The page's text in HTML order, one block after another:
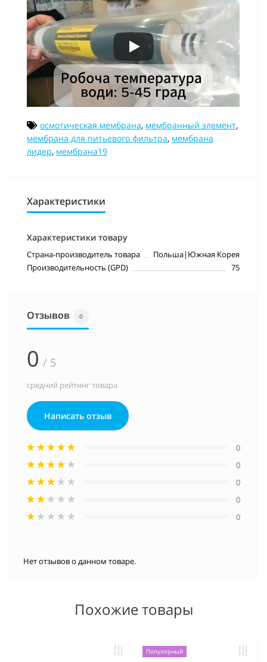
осмотическая мембрана, мембранный элемент,
мембрана для питьевого фильтра, мембрана
лидер, мембрана19
Характеристики
Характеристики товару
Страна-производитель товара
Польша|Южная Корея
Производительность (GPD)
75
Отзывов 0
0 / 5
средний рейтинг товара
Написать отзыв
0
0
0
0
0
Нет отзывов о данном товаре.
Похожие товары
Популярный